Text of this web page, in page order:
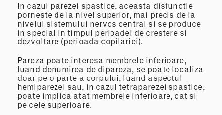
In cazul parezei spastice, aceasta disfunctie
porneste de la nivel superior, mai precis de la
nivelul sistemului nervos central si se produce
in special in timpul perioadei de crestere si
dezvoltare (perioada copilariei).
Pareza poate interesa membrele inferioare,
luand denumirea de dipareza, se poate localiza
doar pe o parte a corpului, luand aspectul
hemiparezei sau, in cazul tetraparezei spastice,
poate implica atat membrele inferioare, cat si
pe cele superioare.